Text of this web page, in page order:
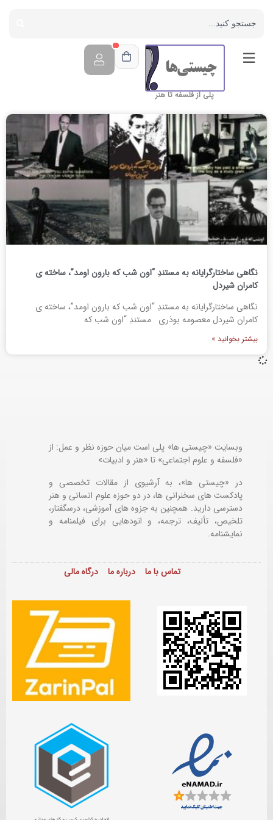
پلی از فلسفه تا هنر
نگاهی ساختارگرایانه به مستندِ “اون شب که بارون اومد”، ساخته ی
کامران شیردل
نگاهی ساختارگرایانه به مستندِ “اون شب که بارون اومد”، ساخته ی
کامران شیردل معصومه بوذری مستندِ “اون شب که
بیشتر بخوانید »
وبسایت «چیستی ها» پلی است میان حوزه نظر و عمل: از
«فلسفه و علوم اجتماعی» تا «هنر و ادبیات»
در «چیستی ها»، به آرشیوی از مقالات تخصصی و
پادکست های سخنرانی ها، در دو حوزه علوم انسانی و هنر
دسترسی دارید. همچنین به جزوه های آموزشی، درسگفتار،
تلخیص، تألیف، ترجمه، و اتودهایی برایفیلمنامه و
نمایشنامه.
تماس با ما درباره ما درگاه مالی